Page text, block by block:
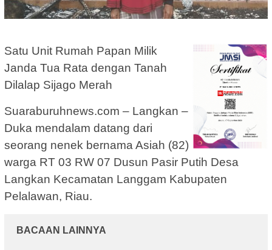
Satu Unit Rumah Papan Milik
Janda Tua Rata dengan Tanah
Dilalap Sijago Merah
Suaraburuhnews.com – Langkan –
Duka mendalam datang dari
seorang nenek bernama Asiah (82)
warga RT 03 RW 07 Dusun Pasir Putih Desa
Langkan Kecamatan Langgam Kabupaten
Pelalawan, Riau.
BACAAN LAINNYA